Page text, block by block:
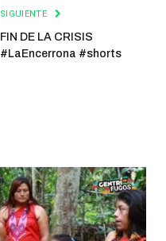
SIGUIENTE
FIN DE LA CRISIS
#LaEncerrona #shorts